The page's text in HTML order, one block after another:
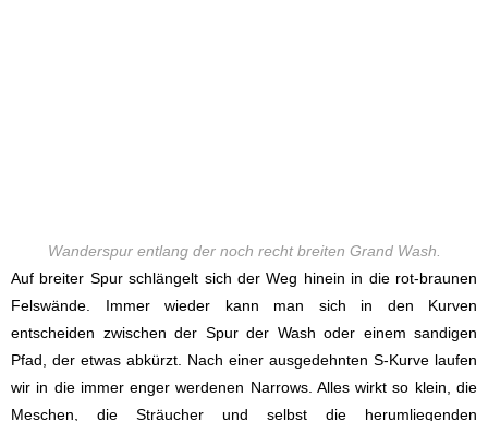
Wanderspur entlang der noch recht breiten Grand Wash.
Auf breiter Spur schlängelt sich der Weg hinein in die rot-braunen
Felswände. Immer wieder kann man sich in den Kurven
entscheiden zwischen der Spur der Wash oder einem sandigen
Pfad, der etwas abkürzt. Nach einer ausgedehnten S-Kurve laufen
wir in die immer enger werdenen Narrows. Alles wirkt so klein, die
Meschen, die Sträucher und selbst die herumliegenden